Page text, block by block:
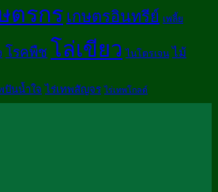
ตรกร เกษตรอินทรีย์ เพลี้ย
โรคพืช โล่เขียว ไนโตรเจน ไม้
ปันน้ำใจ ไร่เทพสัญจร ไร่เทพโกลด์